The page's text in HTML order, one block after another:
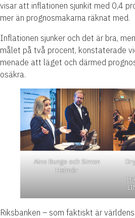
visar att inflationen sjunkit med 0,4
mer än prognosmakarna räknat med.
Inflationen sjunker och det är bra,
målet på två procent, konstaterade
menade att läget och därmed
osäkra.
Aino Bunge och Simon
Helmér
Riksbanken – som faktiskt är